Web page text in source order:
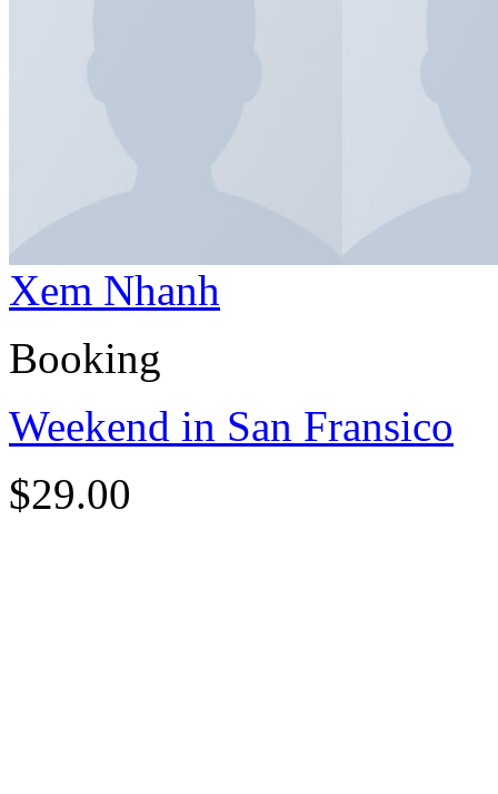
Xem Nhanh
Booking
Weekend in San Fransico
$29.00